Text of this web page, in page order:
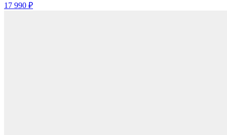
17 990 ₽